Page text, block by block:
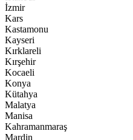
İzmir
Kars
Kastamonu
Kayseri
Kırklareli
Kırşehir
Kocaeli
Konya
Kütahya
Malatya
Manisa
Kahramanmaraş
Mardin